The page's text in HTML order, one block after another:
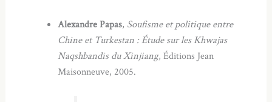
Alexandre Papas, Soufisme et politique entre
Chine et Turkestan : Étude sur les Khwajas
Naqshbandis du Xinjiang, Éditions Jean
Maisonneuve, 2005.